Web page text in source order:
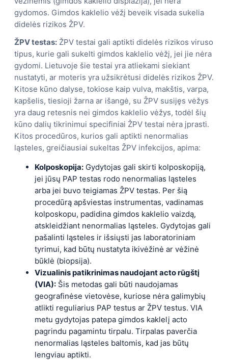
gydomos. Gimdos kaklelio vėžį beveik visada sukelia
didelės rizikos ŽPV.
ŽPV testas: ŽPV testai gali aptikti didelės rizikos viruso
tipus, kurie gali sukelti gimdos kaklelio vėžį, jei jie nėra
gydomi. Lietuvoje šie testai yra atliekami siekiant
nustatyti, ar moteris yra užsikrėtusi didelės rizikos ŽPV.
Kitose kūno dalyse, tokiose kaip vulva, makštis, varpa,
kapšelis, tiesioji žarna ar išangė, su ŽPV susijęs vėžys
yra daug retesnis nei gimdos kaklelio vėžys, todėl šių
kūno dalių tikrinimui specifiniai ŽPV testai nėra įprasti.
Kitos procedūros, kurios gali aptikti nenormalias
ląsteles, greičiausiai sukeltas ŽPV infekcijos, apima:
Kolposkopija: Gydytojas gali skirti kolposkopiją,
jei jūsų PAP testas rodo nenormalias ląsteles
arba jei buvo teigiamas ŽPV testas. Per šią
procedūrą apšviestas instrumentas, vadinamas
kolposkopu, padidina gimdos kaklelio vaizdą,
atskleidžiant nenormalias ląsteles. Gydytojas gali
pašalinti ląsteles ir išsiųsti jas laboratoriniam
tyrimui, kad būtų nustatyta ikivėžinė ar vėžinė
būklė (biopsija).
Vizualinis patikrinimas naudojant acto rūgštį
(VIA): Šis metodas gali būti naudojamas
geografinėse vietovėse, kuriose nėra galimybių
atlikti reguliarius PAP testus ar ŽPV testus. VIA
metu gydytojas patepa gimdos kaklelį acto
pagrindu pagamintu tirpalu. Tirpalas paverčia
nenormalias ląsteles baltomis, kad jas būtų
lengviau aptikti.